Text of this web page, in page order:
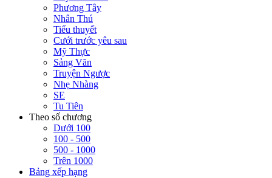
Phương Tây
Nhân Thú
Tiểu thuyết
Cưới trước yêu sau
Mỹ Thực
Sảng Văn
Truyện Ngược
Nhẹ Nhàng
SE
Tu Tiên
Theo số chương
Dưới 100
100 - 500
500 - 1000
Trên 1000
Bảng xếp hạng